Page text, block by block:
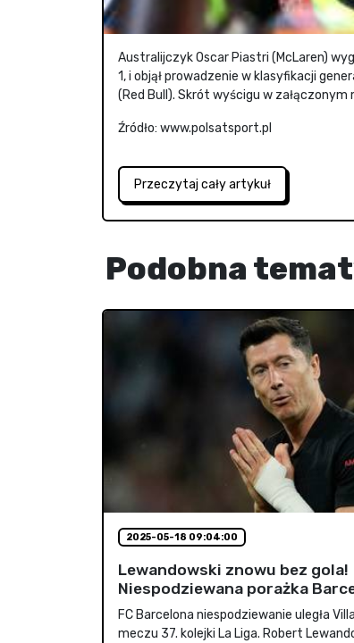
Australijczyk Oscar Piastri (McLaren)
1, i objął prowadzenie w klasyfikacji
(Red Bull). Skrót wyścigu w załączonym
Źródło: www.polsatsport.pl
Przeczytaj cały artykuł
Podobna
2025-05-18 09:04:00
Lewandowski znowu bez gola!
Niespodziewana porażka
FC Barcelona niespodziewanie uległa
meczu 37. kolejki La Liga. Robert